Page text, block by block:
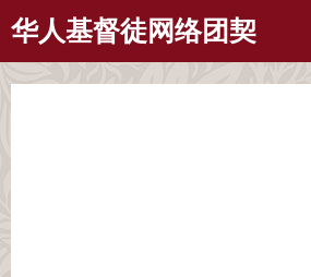
华人基督徒网络团契